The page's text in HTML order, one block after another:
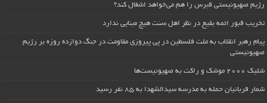
رژیم صهیونیستی قبرس را هم می‌خواهد اشغال کند؟
تخریب قبور ائمه بقیع در نظر اهل سنت هیچ مبنایی ندارد
پیام رهبر انقلاب به ملت فلسطین در پی پیروزی مقاومت در جنگ دوازده روزه بر رژیم
صهیونیستی
شلیک ۲۰۰۰ موشک و راکت به صهیونیست‌ها
شمار قربانیان حمله به مدرسه سیدالشهدا به ۸۵ نفر رسید